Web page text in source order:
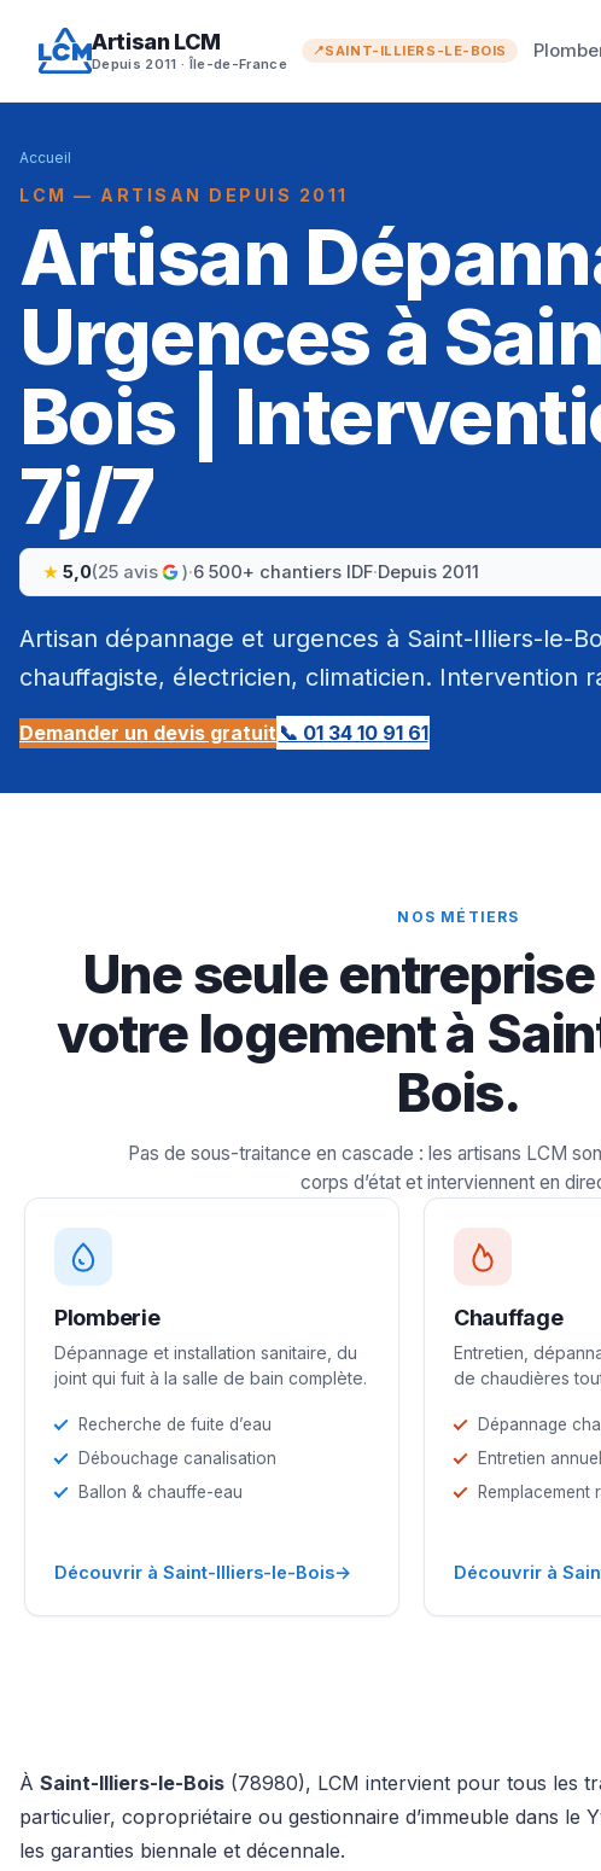
Artisan LCM
Depuis 2011 · Île-de-France
SAINT-ILLIERS-LE-BOIS
Accueil
LCM — ARTISAN DEPUIS 2011
Artisan
Urgences à
Bois |
7j/7
5,0(25 avis )·6 500+ chantiers IDF·Depuis 2011
Artisan dépannage et urgences à Saint-Illiers-le-
chauffagiste, électricien, climaticien. Intervention
Demander un devis gratuit 📞 01 34 10 91 61
NOS MÉTIERS
Une seule
votre logement à
Bois.
Pas de sous-traitance en cascade : les artisans LCM
corps d’état et interviennent en
Plomberie
Dépannage et installation sanitaire, du
joint qui fuit à la salle de bain complète.
Recherche de fuite d’eau
Débouchage canalisation
Ballon & chauffe-eau
Découvrir à Saint-Illiers-le-Bois→
Chauffage
Entretien,
de chaudières
Dépannage
Entretien
Remplacement
Découvrir à
À Saint-Illiers-le-Bois (78980), LCM intervient pour tous les
particulier, copropriétaire ou gestionnaire d’immeuble dans
les garanties biennale et décennale.